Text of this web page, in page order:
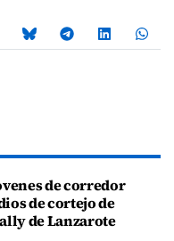
de corredor
de cortejo de
de Lanzarote